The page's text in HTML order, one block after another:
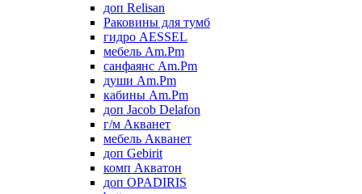
доп Relisan
Раковины для тумб
гидро AESSEL
мебель Am.Pm
санфаянс Am.Pm
души Am.Pm
кабины Am.Pm
доп Jacob Delafon
г/м Акванет
мебель Акванет
доп Gebirit
комп Акватон
доп OPADIRIS